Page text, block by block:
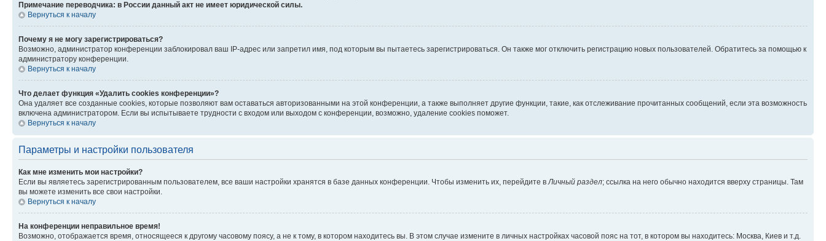
Примечание переводчика: в России данный акт не имеет юридической силы.
Вернуться к началу
Почему я не могу зарегистрироваться?
Возможно, администратор конференции заблокировал ваш IP-адрес или запретил имя, под которым вы пытаетесь зарегистрироваться. Он также мог отключить регистрацию новых пользователей. Обратитесь за помощью к
администратору конференции.
Вернуться к началу
Что делает функция «Удалить cookies конференции»?
Она удаляет все созданные cookies, которые позволяют вам оставаться авторизованными на этой конференции, а также выполняет другие функции, такие, как отслеживание прочитанных сообщений, если эта возможность
включена администратором. Если вы испытываете трудности с входом или выходом с конференции, возможно, удаление cookies поможет.
Вернуться к началу
Параметры и настройки пользователя
Как мне изменить мои настройки?
Если вы являетесь зарегистрированным пользователем, все ваши настройки хранятся в базе данных конференции. Чтобы изменить их, перейдите вЛичный раздел; ссылка на него обычно находится вверху страницы. Там
вы можете изменить все свои настройки.
Вернуться к началу
На конференции неправильное время!
Возможно, отображается время, относящееся к другому часовому поясу, а не к тому, в котором находитесь вы. В этом случае измените в личных настройках часовой пояс на тот, в котором вы находитесь: Москва, Киев и т.д.